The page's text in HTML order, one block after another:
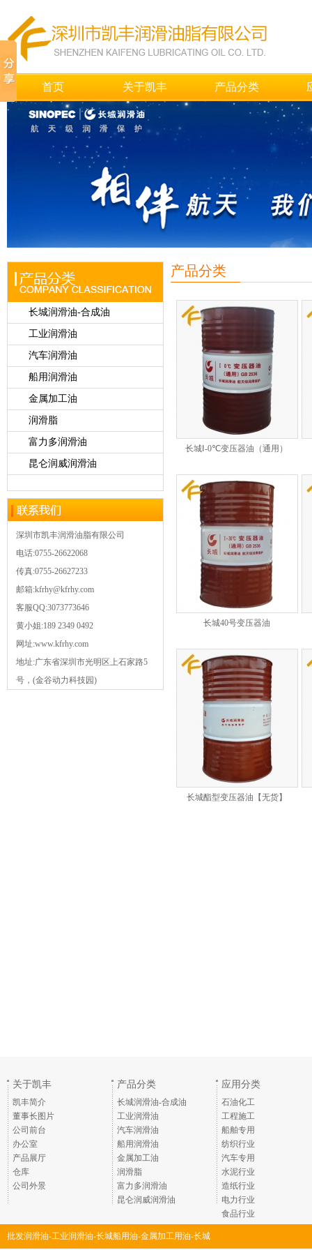
首页 关于凯丰 产品分类
长城润滑油-合成油
工业润滑油
汽车润滑油
船用润滑油
金属加工油
润滑脂
富力多润滑油
昆仑润威润滑油
深圳市凯丰润滑油脂有限公司
电话:0755-26622068
传真:0755-26627233
邮箱:kfrhy@kfrhy.com
客服QQ:3073773646
黄小姐:189 2349 0492
网址:www.kfrhy.com
地址:广东省深圳市光明区上石家路5
号，(金谷动力科技园)
产品分类
长城Ⅰ-0℃变压器油（通用）
长城40号变压器油
长城酯型变压器油【无货】
关于凯丰
凯丰简介
董事长图片
公司前台
办公室
产品展厅
仓库
公司外景
产品分类
长城润滑油-合成油
工业润滑油
汽车润滑油
船用润滑油
金属加工油
润滑脂
富力多润滑油
昆仑润威润滑油
应用分类
石油化工
工程施工
船舶专用
纺织行业
汽车专用
水泥行业
造纸行业
电力行业
食品行业
批发润滑油-工业润滑油-长城船用油-金属加工用油-长城